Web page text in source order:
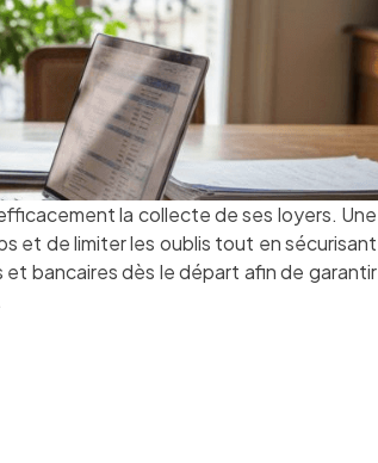
la collecte de ses loyers. Une
et de limiter les oublis tout en sécurisant
bancaires dès le départ afin de garantir